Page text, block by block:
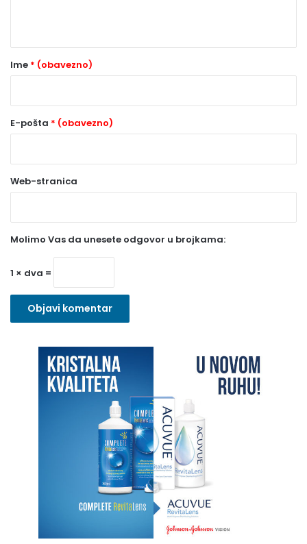
r
o
a
v
z
n
Ime * (obavezno)
E-pošta * (obavezno)
Web-stranica
Molimo Vas da unesete odgovor u brojkama:
1 × dva =